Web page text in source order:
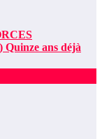
ans déjà